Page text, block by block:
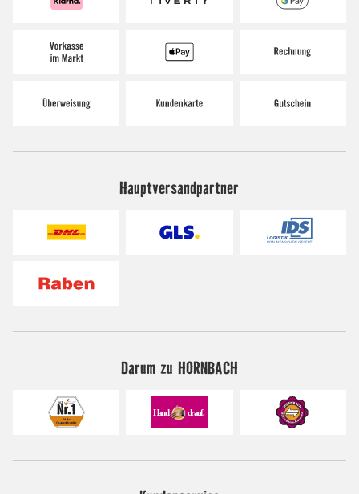
Hauptversandpartner
Darum zu HORNBACH